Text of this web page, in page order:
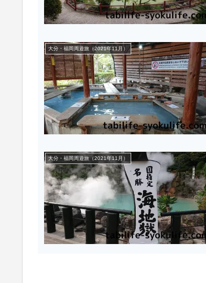
大分・福岡周遊旅（2021年11月）
大分・福岡周遊旅（2021年11月）